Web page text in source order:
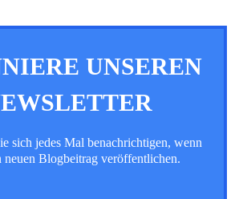
UNSEREN
sich jedes Mal benachrichtigen, wenn
neuen Blogbeitrag veröffentlichen.